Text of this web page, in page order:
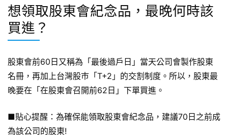
想領取股東會紀念品，最晚何時該
買進？
股東會前60日又稱為「最後過戶日」當天公司會製作股東
名冊，再加上台灣股巿「T+2」的交割制度。所以，股東最
晚要在「在股東會召開前62日」下單買進。
■貼心提醒：為確保能領取股東會紀念品，建議70日之前成
為該公司的股東!